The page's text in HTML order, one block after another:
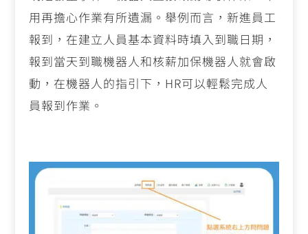
用再擔心作業有所遺漏。舉例而言，新進員工
報到，在建立人員基本資料時填入到職日期，
報到當天到職機器人和核薪加保機器人就會啟
動，在機器人的指引下，HR可以輕鬆完成人
員報到作業。